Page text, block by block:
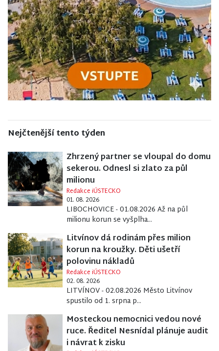
Nejčtenější tento týden
Zhrzený partner se vloupal do domu
sekerou. Odnesl si zlato za půl
milionu
Redakce iÚSTECKO
01. 08. 2026
LIBOCHOVICE - 01.08.2026 Až na půl
milionu korun se vyšplha...
Litvínov dá rodinám přes milion
korun na kroužky. Děti ušetří
polovinu nákladů
Redakce iÚSTECKO
02. 08. 2026
LITVÍNOV - 02.08.2026 Město Litvínov
spustilo od 1. srpna p...
Mosteckou nemocnici vedou nové
ruce. Ředitel Nesnídal plánuje audit
i návrat k zisku